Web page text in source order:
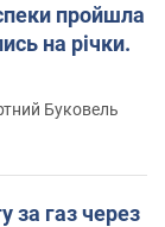
пройшла
на річки.
Буковель
за газ через